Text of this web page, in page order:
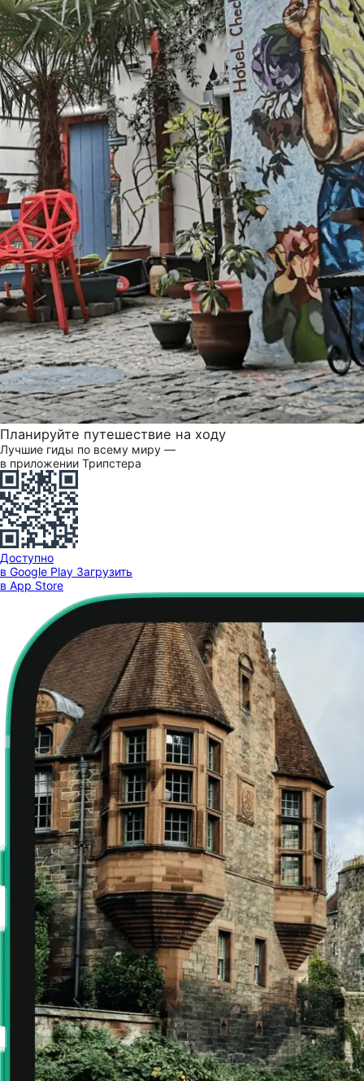
Планируйте путешествие на ходу
Лучшие гиды по всему миру —
в приложении Трипстера
Доступно
в Google Play Загрузить
в App Store